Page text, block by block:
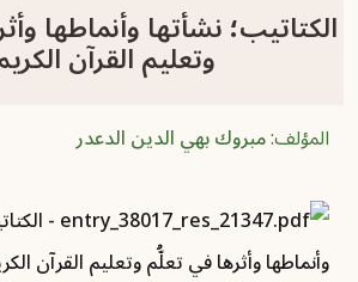
الكتاتيب؛ نشأتها وأنماطها
وتعليم القرآن
المؤلف:مبروك بهي الدين الدعدر